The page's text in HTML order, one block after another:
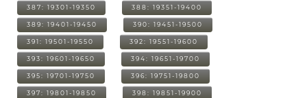
387: 19301-19350 388: 19351-19400
389: 19401-19450 390: 19451-19500
391: 19501-19550 392: 19551-19600
393: 19601-19650 394: 19651-19700
395: 19701-19750 396: 19751-19800
397: 19801-19850 398: 19851-19900